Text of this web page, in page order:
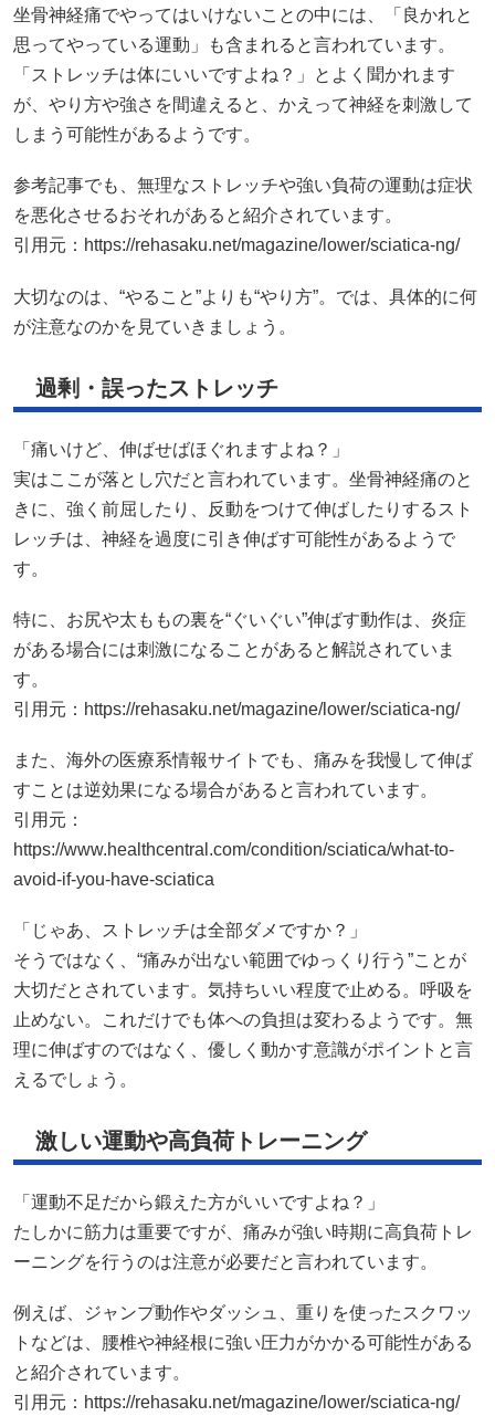
坐骨神経痛でやってはいけないことの中には、「良かれと
思ってやっている運動」も含まれると言われています。
「ストレッチは体にいいですよね？」とよく聞かれます
が、やり方や強さを間違えると、かえって神経を刺激して
しまう可能性があるようです。
参考記事でも、無理なストレッチや強い負荷の運動は症状
を悪化させるおそれがあると紹介されています。
引用元： https://rehasaku.net/magazine/lower/sciatica-ng/
大切なのは、“やること”よりも“やり方”。では、具体的に何
が注意なのかを見ていきましょう。
過剰・誤ったストレッチ
「痛いけど、伸ばせばほぐれますよね？」
実はここが落とし穴だと言われています。坐骨神経痛のと
きに、強く前屈したり、反動をつけて伸ばしたりするスト
レッチは、神経を過度に引き伸ばす可能性があるようで
す。
特に、お尻や太ももの裏を“ぐいぐい”伸ばす動作は、炎症
がある場合には刺激になることがあると解説されていま
す。
引用元： https://rehasaku.net/magazine/lower/sciatica-ng/
また、海外の医療系情報サイトでも、痛みを我慢して伸ば
すことは逆効果になる場合があると言われています。
引用元：
https://www.healthcentral.com/condition/sciatica/what-to-
avoid-if-you-have-sciatica
「じゃあ、ストレッチは全部ダメですか？」
そうではなく、“痛みが出ない範囲でゆっくり行う”ことが
大切だとされています。気持ちいい程度で止める。呼吸を
止めない。これだけでも体への負担は変わるようです。無
理に伸ばすのではなく、優しく動かす意識がポイントと言
えるでしょう。
激しい運動や高負荷トレーニング
「運動不足だから鍛えた方がいいですよね？」
たしかに筋力は重要ですが、痛みが強い時期に高負荷トレ
ーニングを行うのは注意が必要だと言われています。
例えば、ジャンプ動作やダッシュ、重りを使ったスクワッ
トなどは、腰椎や神経根に強い圧力がかかる可能性がある
と紹介されています。
引用元： https://rehasaku.net/magazine/lower/sciatica-ng/